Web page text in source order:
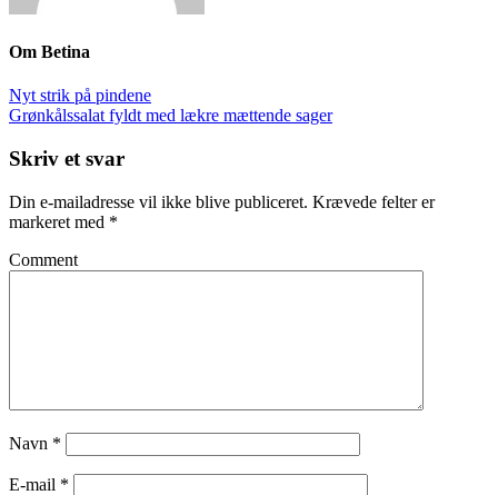
Om Betina
Nyt strik på pindene
Grønkålssalat fyldt med lækre mættende sager
Skriv et svar
Din e-mailadresse vil ikke blive publiceret. Krævede felter er
markeret med *
Comment
Navn *
E-mail *